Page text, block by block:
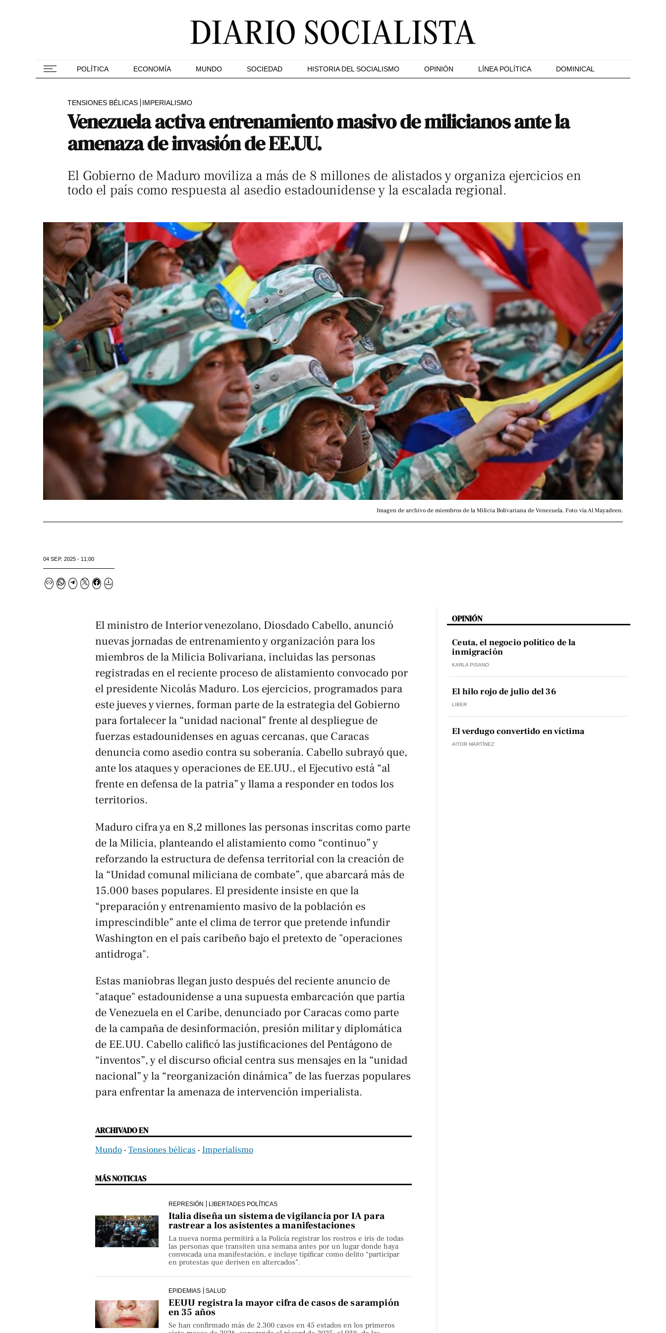
POLÍTICA ECONOMÍA MUNDO SOCIEDAD HISTORIA DEL SOCIALISMO OPINIÓN LÍNEA POLÍTICA DOMINICAL
TENSIONES BÉLICAS IMPERIALISMO
Venezuela activa entrenamiento masivo de milicianos ante la
amenaza de invasión de EE.UU.
El Gobierno de Maduro moviliza a más de 8 millones de alistados y organiza ejercicios en
todo el país como respuesta al asedio estadounidense y la escalada regional.
Imagen de archivo de miembros de la Milicia Bolivariana de Venezuela. Foto: vía Al Mayadeen.
04 SEP. 2025 - 11:00
El ministro de Interior venezolano, Diosdado Cabello, anunció
nuevas jornadas de entrenamiento y organización para los
miembros de la Milicia Bolivariana, incluidas las personas
registradas en el reciente proceso de alistamiento convocado por
el presidente Nicolás Maduro. Los ejercicios, programados para
este jueves y viernes, forman parte de la estrategia del Gobierno
para fortalecer la “unidad nacional” frente al despliegue de
fuerzas estadounidenses en aguas cercanas, que Caracas
denuncia como asedio contra su soberanía. Cabello subrayó que,
ante los ataques y operaciones de EE.UU., el Ejecutivo está “al
frente en defensa de la patria” y llama a responder en todos los
territorios.
Maduro cifra ya en 8,2 millones las personas inscritas como parte
de la Milicia, planteando el alistamiento como “continuo” y
reforzando la estructura de defensa territorial con la creación de
la “Unidad comunal miliciana de combate”, que abarcará más de
15.000 bases populares. El presidente insiste en que la
“preparación y entrenamiento masivo de la población es
imprescindible” ante el clima de terror que pretende infundir
Washington en el país caribeño bajo el pretexto de "operaciones
antidroga".
Estas maniobras llegan justo después del reciente anuncio de
"ataque" estadounidense a una supuesta embarcación que partía
de Venezuela en el Caribe, denunciado por Caracas como parte
de la campaña de desinformación, presión militar y diplomática
de EE.UU. Cabello calificó las justificaciones del Pentágono de
“inventos”, y el discurso oficial centra sus mensajes en la “unidad
nacional” y la “reorganización dinámica” de las fuerzas populares
para enfrentar la amenaza de intervención imperialista.
ARCHIVADO EN
Mundo ‧ Tensiones bélicas ‧ Imperialismo
MÁS NOTICIAS
REPRESIÓN LIBERTADES POLÍTICAS
Italia diseña un sistema de vigilancia por IA para
rastrear a los asistentes a manifestaciones
La nueva norma permitirá a la Policía registrar los rostros e iris de todas
las personas que transiten una semana antes por un lugar donde haya
convocada una manifestación, e incluye tipificar como delito “participar
en protestas que deriven en altercados”.
EPIDEMIAS SALUD
EEUU registra la mayor cifra de casos de sarampión
en 35 años
Se han confirmado más de 2.300 casos en 45 estados en los primeros
OPINIÓN
Ceuta, el negocio político de la
inmigración
KARLA PISANO
El hilo rojo de julio del 36
LIBER
El verdugo convertido en víctima
AITOR MARTÍNEZ